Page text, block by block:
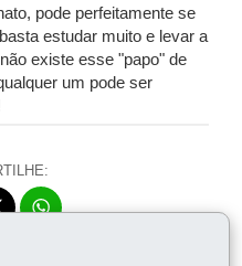
pode perfeitamente se
estudar muito e levar a
existe esse "papo" de
um pode ser
W